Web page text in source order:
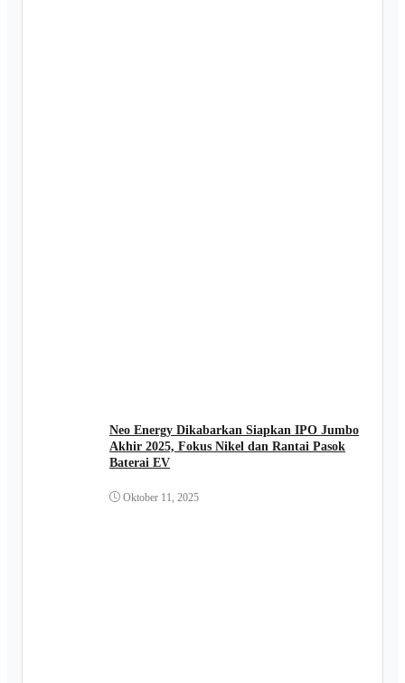
Neo Energy Dikabarkan Siapkan IPO Jumbo
Akhir 2025, Fokus Nikel dan Rantai Pasok
Baterai EV
Oktober 11, 2025